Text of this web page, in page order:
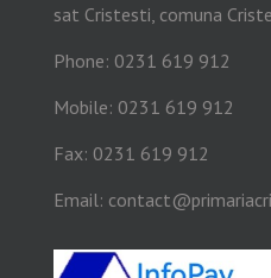
sat Cristesti, comuna
Phone: 0231 619 912
Mobile: 0231 619 912
Fax: 0231 619 912
Email: